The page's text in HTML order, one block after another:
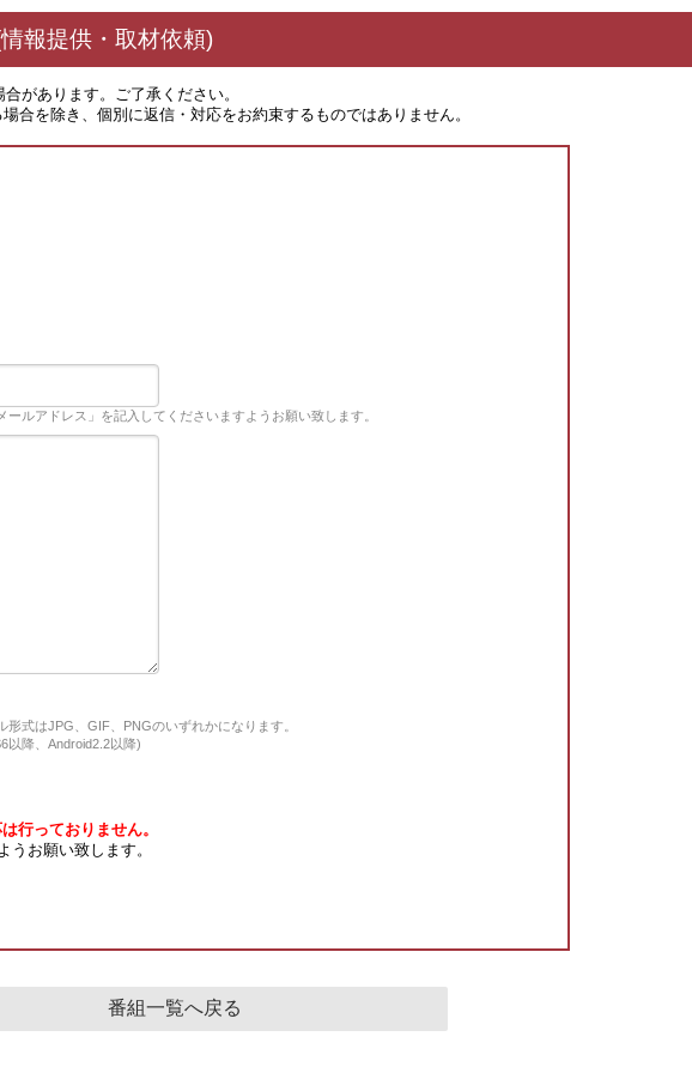
報提供・取材依頼)
があります。ご了承ください。
合を除き、個別に返信・対応をお約束するものではありません。
ルアドレス」を記入してくださいますようお願い致します。
式はJPG、GIF、PNGのいずれかになります。
以降、Android2.2以降)
行っておりません。
お願い致します。
番組一覧へ戻る